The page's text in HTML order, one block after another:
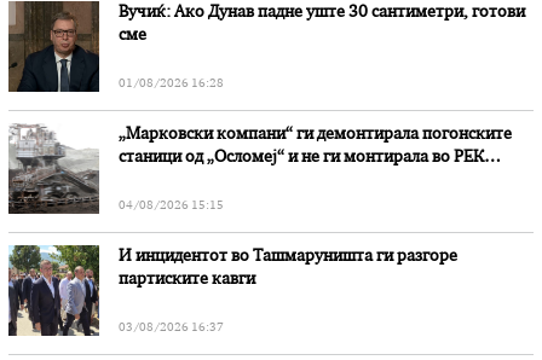
Вучиќ: Ако Дунав падне уште 30 сантиметри, готови
сме
01/08/2026 16:28
„Марковски компани“ ги демонтирала погонските
станици од „Осломеј“ и не ги монтирала во РЕК
04/08/2026 15:15
И инцидентот во Ташмаруништa ги разгоре
партиските кавги
03/08/2026 16:37